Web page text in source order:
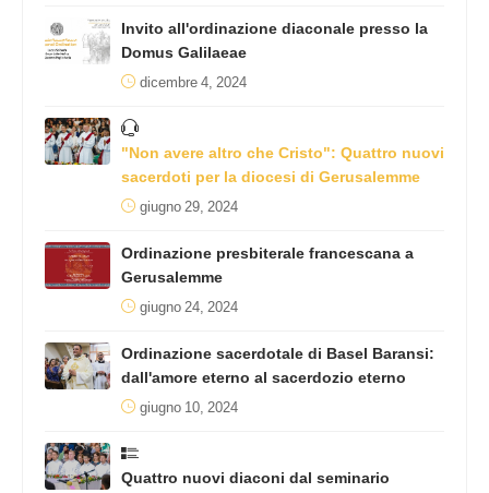
Invito all'ordinazione diaconale presso la
Domus Galilaeae
dicembre 4, 2024
"Non avere altro che Cristo": Quattro nuovi
sacerdoti per la diocesi di Gerusalemme
giugno 29, 2024
Ordinazione presbiterale francescana a
Gerusalemme
giugno 24, 2024
Ordinazione sacerdotale di Basel Baransi:
dall'amore eterno al sacerdozio eterno
giugno 10, 2024
Quattro nuovi diaconi dal seminario